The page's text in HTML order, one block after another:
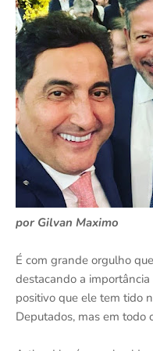
por Gilvan Maximo
É com grande orgulho
destacando a
positivo que ele tem tido
Deputados, mas em todo